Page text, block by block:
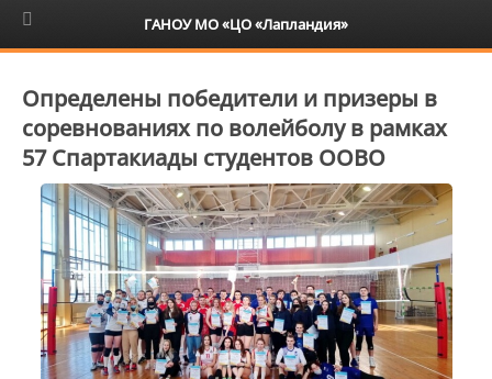
6+
Определены победители и призеры в
соревнованиях по волейболу в рамках
57 Спартакиады студентов ООВО
ГАНОУ МО «ЦО «Лапландия»